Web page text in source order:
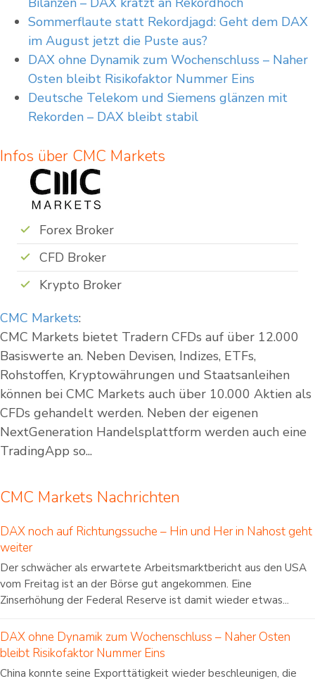
Sommerflaute statt Rekordjagd: Geht dem DAX
im August jetzt die Puste aus?
DAX ohne Dynamik zum Wochenschluss – Naher
Osten bleibt Risikofaktor Nummer Eins
Deutsche Telekom und Siemens glänzen mit
Rekorden – DAX bleibt stabil
Infos über CMC Markets
Forex Broker
CFD Broker
Krypto Broker
CMC Markets:
CMC Markets bietet Tradern CFDs auf über 12.000
Basiswerte an. Neben Devisen, Indizes, ETFs,
Rohstoffen, Kryptowährungen und Staatsanleihen
können bei CMC Markets auch über 10.000 Aktien als
CFDs gehandelt werden. Neben der eigenen
NextGeneration Handelsplattform werden auch eine
TradingApp so...
CMC Markets Nachrichten
DAX noch auf Richtungssuche – Hin und Her in Nahost geht
weiter
Der schwächer als erwartete Arbeitsmarktbericht aus den USA
vom Freitag ist an der Börse gut angekommen. Eine
Zinserhöhung der Federal Reserve ist damit wieder etwas...
DAX ohne Dynamik zum Wochenschluss – Naher Osten
bleibt Risikofaktor Nummer Eins
China konnte seine Exporttätigkeit wieder beschleunigen, die